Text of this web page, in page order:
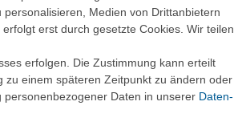
Medien von Drittanbietern
erst durch gesetzte Cookies. Wir teilen
erfolgen. Die Zustimmung kann erteilt
zu einem späteren Zeitpunkt zu ändern oder
Daten in unserer Daten­